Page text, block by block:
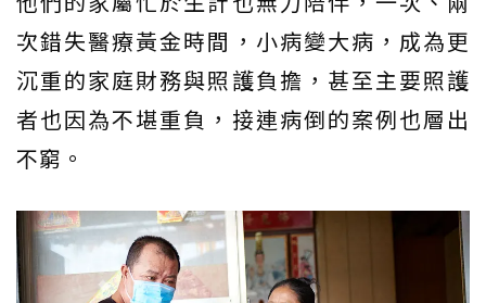
次錯失醫療黃金時間，小病變大病，成為更
沉重的家庭財務與照護負擔，甚至主要照護
者也因為不堪重負，接連病倒的案例也層出
不窮。